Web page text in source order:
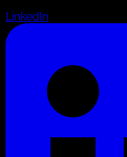
LinkedIn